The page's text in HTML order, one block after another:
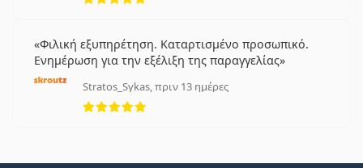
Φιλική εξυπηρέτηση. Καταρτισμένο προσωπικό.
Ενημέρωση για την εξέλιξη της παραγγελίας
Stratos_Sykas, πριν 13 ημέρες
5 αξιολογήσεις από 5